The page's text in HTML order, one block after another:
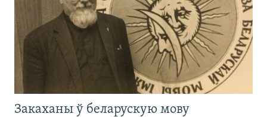
Закаханы ў беларускую мову